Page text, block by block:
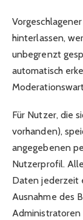
hinterlassen,
unbegrenzt
automatisch
Für Nutzer, die
vorhanden),
angegebenen
Nutzerprofil.
Daten jederzeit
Ausnahme des